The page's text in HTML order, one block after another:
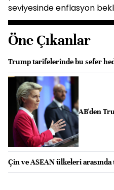
seviyesinde enflasyon
Öne Çıkanlar
Trump tarifelerinde bu sefer
AB'den
Çin ve ASEAN ülkeleri arasında